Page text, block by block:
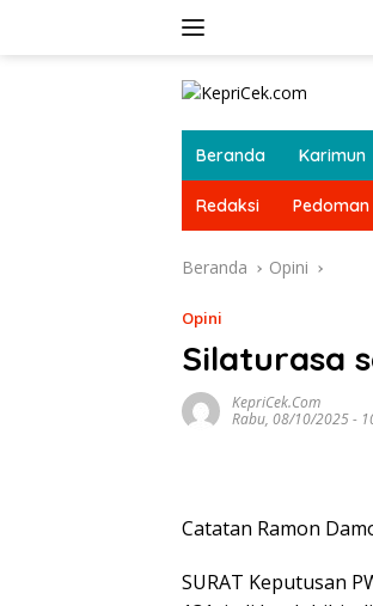
Beranda Karimun
Redaksi
Beranda Opini
Opini
Silaturasa
KepriCek.com
Rabu, 08/10/2025 -
Catatan Ramon
SURAT Keputusan